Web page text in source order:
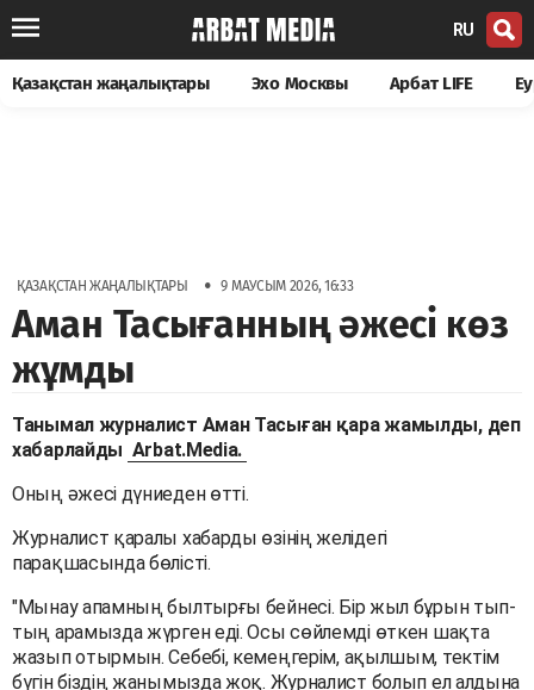
RU
Қазақстан жаңалықтары Эхо Москвы Арбат LIFE
ҚАЗАҚСТАН ЖАҢАЛЫҚТАРЫ • 9 МАУСЫМ 2026, 16:33
Аман Тасығанның әжесі көз
жұмды
Танымал журналист Аман Тасыған қара жамылды, деп
хабарлайды Arbat.Media.
Оның әжесі дүниеден өтті.
Журналист қаралы хабарды өзінің желідегі
парақшасында бөлісті.
"Мынау апамның былтырғы бейнесі. Бір жыл бұрын тып-
тың арамызда жүрген еді. Осы сөйлемді өткен шақта
жазып отырмын. Себебі, кемеңгерім, ақылшым, тектім
бүгін біздің жанымызда жоқ. Журналист болып ел алдына